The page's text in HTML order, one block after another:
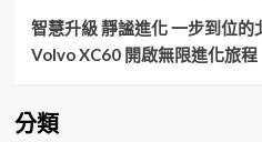
智慧升級 靜謐進化 一步到位
Volvo XC60 開啟無限進化旅程
分類